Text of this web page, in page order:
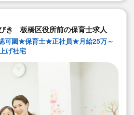
き 板橋区役所前の保育士求人
可園★保育士★正社員★月給25万～
げ社宅